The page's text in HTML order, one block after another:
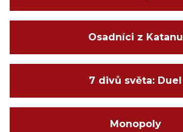
Osadníci z Katanu
7 divů světa: Duel
Monopoly